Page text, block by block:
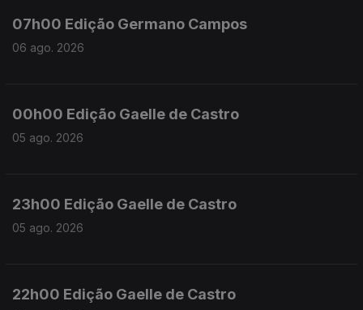
07h00 Edição Germano Campos
06 ago. 2026
00h00 Edição Gaelle de Castro
05 ago. 2026
23h00 Edição Gaelle de Castro
05 ago. 2026
22h00 Edição Gaelle de Castro